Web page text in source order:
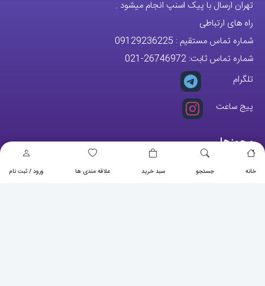
خانه جستجو سبد خرید علاقه مندی ها ورود / ثبت نام
پیج ساعت
مجوزها
تمام حقوق مادی و معنوی این وبسایت متعلق به فروشگاه آقای خاص می